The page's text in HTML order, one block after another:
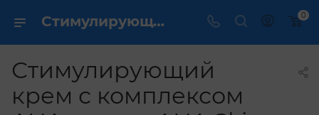
Стимулирующий крем с комплексом AHA-кислот AHA Skin Renew Cream Tete Cosmeceutical 50 мл купить по выгодной цене в интернет магазине 0
Стимулирующий
крем с комплексом